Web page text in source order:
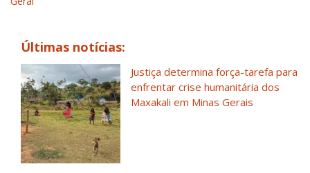
Últimas notícias:
Justiça determina força-tarefa para
enfrentar crise humanitária dos
Maxakali em Minas Gerais